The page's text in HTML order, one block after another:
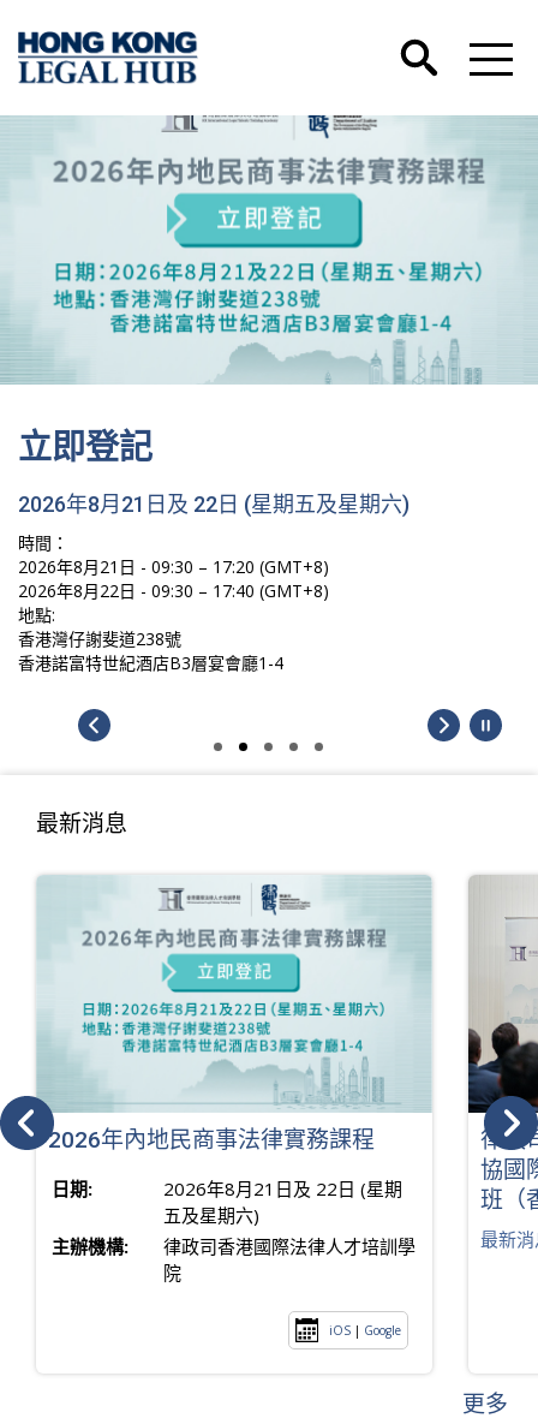
立即登記
2026年8月21日及 22日 (星期五及星期六)
時間：
2026年8月21日 - 09:30 – 17:20 (GMT+8)
2026年8月22日 - 09:30 – 17:40 (GMT+8)
地點:
香港灣仔謝斐道238號
香港諾富特世紀酒店B3層宴會廳1-4
最新消息
2026年內地民商事法律實務課程
日期:
2026年8月21日及 22日 (星期
五及星期六)
主辦機構:
律政司香港國際法律人才培訓學
院
iOS | Google
律政
協國
班（
最新
更多